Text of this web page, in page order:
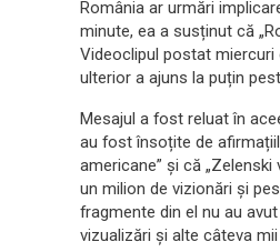
România ar urmări
minute, ea a susținut că
Videoclipul postat miercuri
ulterior a ajuns la puțin
Mesajul a fost reluat în
au fost însoțite de
americane” și că
un milion de vizionări și
fragmente din el nu au
vizualizări și alte câteva